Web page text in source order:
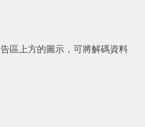
區上方的圖示，可將解碼資料